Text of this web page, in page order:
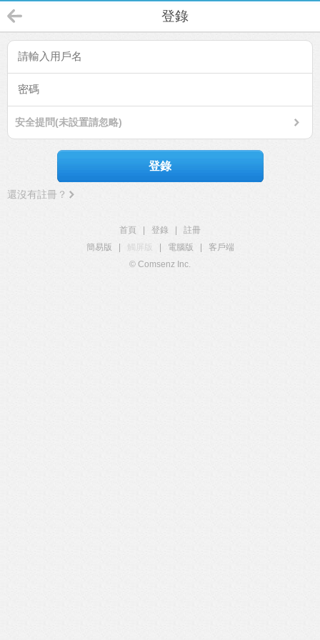
登錄
安全提問(未設置請忽略)
登錄
還沒有註冊？
首頁 登錄
註冊
簡易版
觸屏版 電腦版
客戶端
© Comsenz Inc.